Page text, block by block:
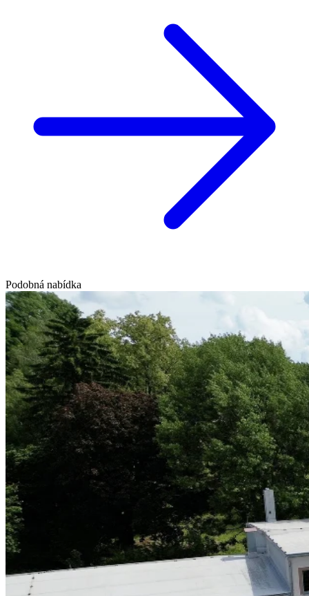
Podobná nabídka